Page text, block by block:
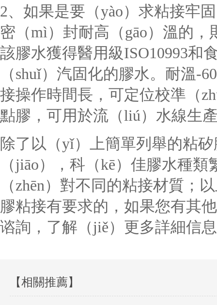
2、如果是要（yào）求粘接牢
密（mì）封耐高（gāo）溫的，
該膠水獲得醫用級ISO10993和
（shuǐ）汽固化的膠水。耐溫-
接操作時間長，可定位校準（
點膠，可用於流（liú）水線生
除了以（yǐ）上簡單列舉的粘
（jiāo），科（kē）佳膠水種
（zhēn）對不同的粘接材質；
膠粘接有要求的，如果您有其
谘詢，了解（jiě）更多詳細信
【相關推薦】